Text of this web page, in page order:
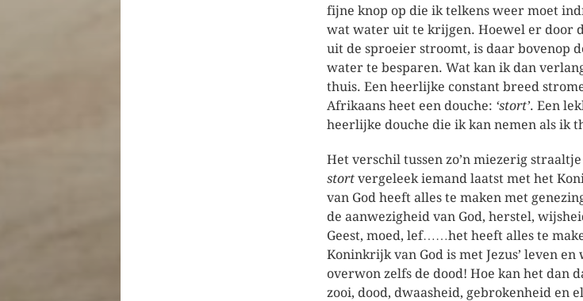
fijne knop op die ik telkens weer moet
wat water uit te krijgen. Hoewel er door
uit de sproeier stroomt, is daar bovenop
water te besparen. Wat kan ik dan
thuis. Een heerlijke constant breed
Afrikaans heet een douche: ‘stort’. Een
heerlijke douche die ik kan nemen als ik
Het verschil tussen zo’n miezerig
stort vergeleek iemand laatst met het
van God heeft alles te maken met
de aanwezigheid van God, herstel,
Geest, moed, lef……het heeft alles te
Koninkrijk van God is met Jezus’ leven
overwon zelfs de dood! Hoe kan het dan
zooi, dood, dwaasheid, gebrokenheid en